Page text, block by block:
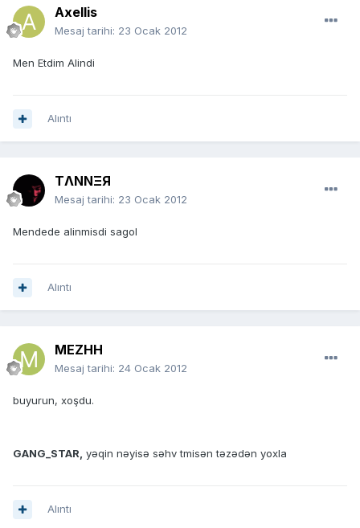
Axellis
Mesaj tarihi: 23 Ocak 2012
Men Etdim Alindi
Alıntı
TΛNNΞЯ
Mesaj tarihi: 23 Ocak 2012
Mendede alinmisdi sagol
Alıntı
MEZHH
Mesaj tarihi: 24 Ocak 2012
buyurun, xoşdu.
GANG_STAR, yəqin nəyisə səhv tmisən təzədən yoxla
Alıntı